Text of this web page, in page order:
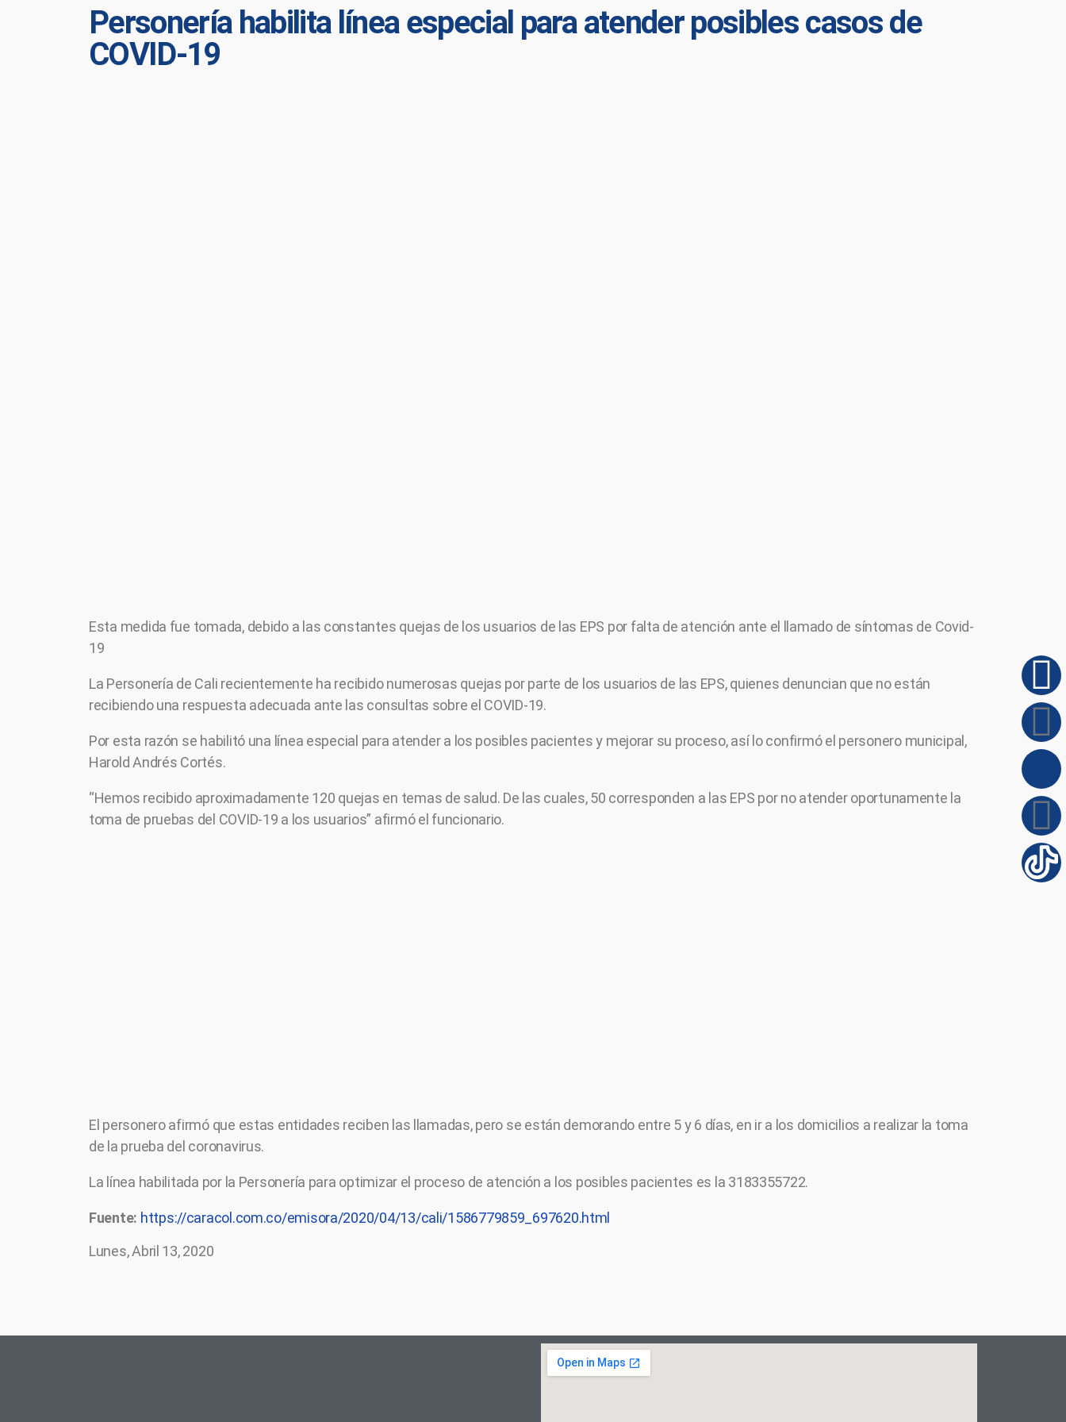
Personería habilita línea especial para atender posibles casos de
COVID-19
Esta medida fue tomada, debido a las constantes quejas de los usuarios de las EPS por falta de atención ante el llamado de síntomas de Covid-
19
La Personería de Cali recientemente ha recibido numerosas quejas por parte de los usuarios de las EPS, quienes denuncian que no están
recibiendo una respuesta adecuada ante las consultas sobre el COVID-19.
Por esta razón se habilitó una línea especial para atender a los posibles pacientes y mejorar su proceso, así lo confirmó el personero municipal,
Harold Andrés Cortés.
“Hemos recibido aproximadamente 120 quejas en temas de salud. De las cuales, 50 corresponden a las EPS por no atender oportunamente la
toma de pruebas del COVID-19 a los usuarios” afirmó el funcionario.
El personero afirmó que estas entidades reciben las llamadas, pero se están demorando entre 5 y 6 días, en ir a los domicilios a realizar la toma
de la prueba del coronavirus.
La línea habilitada por la Personería para optimizar el proceso de atención a los posibles pacientes es la 3183355722.
Fuente: https://caracol.com.co/emisora/2020/04/13/cali/1586779859_697620.html
Lunes, Abril 13, 2020